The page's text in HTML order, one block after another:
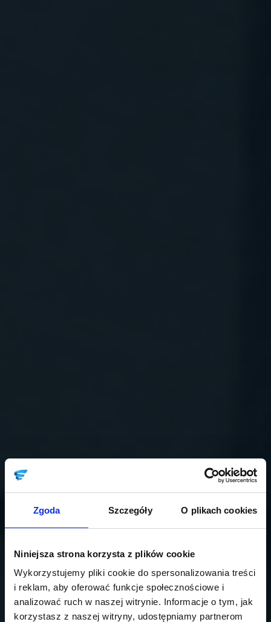
Zgoda Szczegóły O plikach cookies
Niniejsza strona korzysta z plików cookie
Wykorzystujemy pliki cookie do spersonalizowania treści
i reklam, aby oferować funkcje społecznościowe i
analizować ruch w naszej witrynie. Informacje o tym, jak
korzystasz z naszej witryny, udostępniamy partnerom